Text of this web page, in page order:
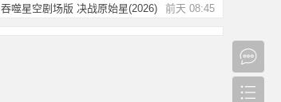
Burn(2026) [4K S
前天 08:45
吞噬星空剧场版 决战原始星(2026)